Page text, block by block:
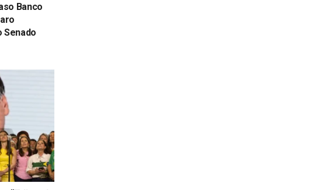
Banco
Senado